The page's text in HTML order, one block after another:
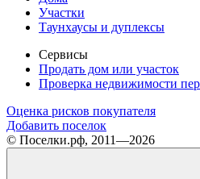
Участки
Таунхаусы и дуплексы
Сервисы
Продать дом или участок
Проверка недвижимости
Оценка рисков покупателя
Добавить поселок
© Поселки.рф, 2011—2026